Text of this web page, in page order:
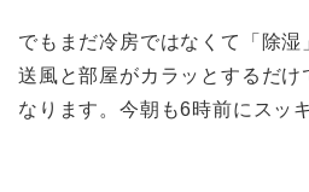
でもまだ冷房ではなくて「除湿
送風と部屋がカラッとするだけ
なります。今朝も6時前にスッ